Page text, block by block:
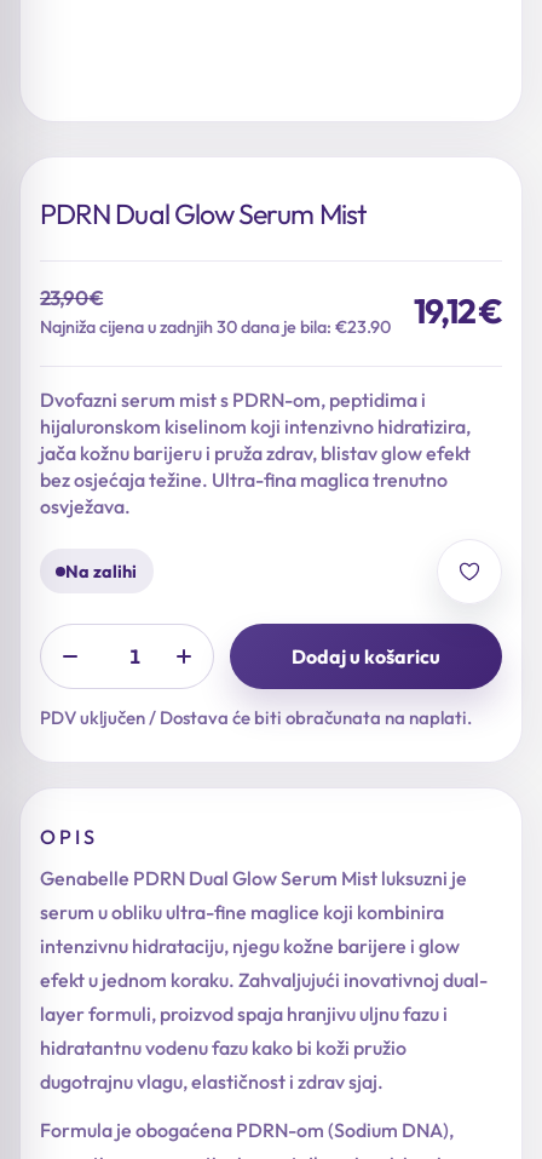
PDRN Dual Glow Serum Mist
23,90€
Najniža cijena u zadnjih 30 dana je bila: €23.90
Izvorna
je:
23,90 €.
19,12€
Trenutna
19,12 €.
Dvofazni serum mist s PDRN-om, peptidima i
hijaluronskom kiselinom koji intenzivno hidratizira,
jača kožnu barijeru i pruža zdrav, blistav glow efekt
bez osjećaja težine. Ultra-fina maglica trenutno
osvježava.
Na zalihi
Dodaj u košaricu
PDV uključen / Dostava će biti obračunata na naplati.
OPIS
Genabelle PDRN Dual Glow Serum Mist luksuzni je
serum u obliku ultra-fine maglice koji kombinira
intenzivnu hidrataciju, njegu kožne barijere i glow
efekt u jednom koraku. Zahvaljujući inovativnoj dual-
layer formuli, proizvod spaja hranjivu uljnu fazu i
hidratantnu vodenu fazu kako bi koži pružio
dugotrajnu vlagu, elastičnost i zdrav sjaj.
Formula je obogaćena PDRN-om (Sodium DNA),